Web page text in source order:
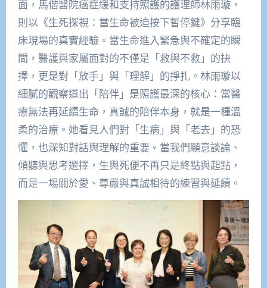
面，馬偕醫院癌症緩和支持照護的護理師林雨璇，
則以《生死探視：當生命被迫按下暫停鍵》分享臨
床現場的真實經驗。當生命進入緊急與不確定的瞬
間，醫護與家屬面對的不僅是「救與不救」的抉
擇，更是對「放手」與「理解」的掙扎。林雨璇以
細膩的觀察道出「陪伴」是照護最深的核心：當醫
療無法再延續生命，真誠的陪伴本身，就是一種溫
柔的治療。她看見人們對「生病」與「老去」的恐
懼，也深知對話與理解的重要。當我們願意談論、
傾聽與思考選擇，生與死便不再只是終點與起點，
而是一場關於愛、尊嚴與真誠相待的練習與延續。